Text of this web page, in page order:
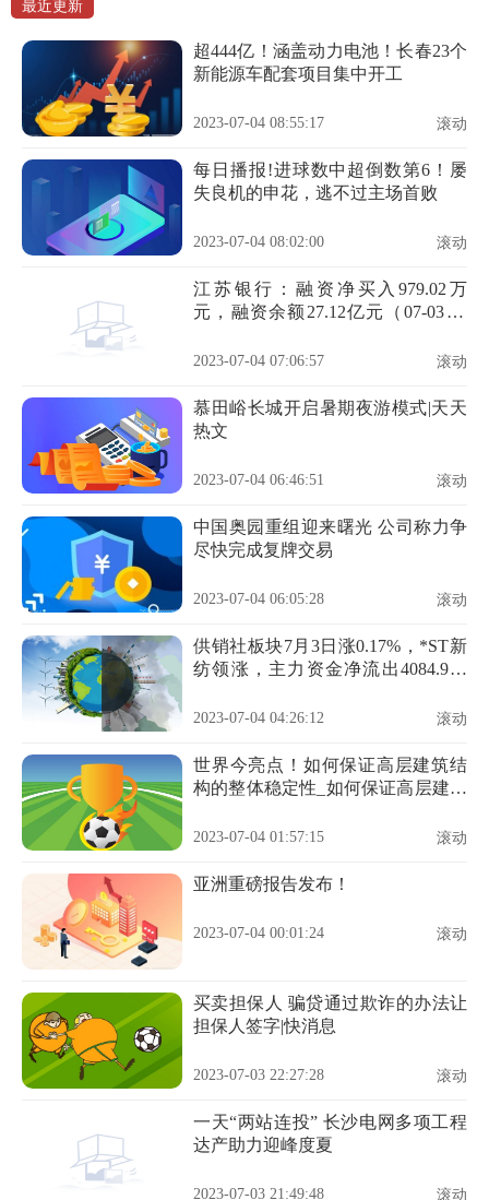
最近更新
超444亿！涵盖动力电池！长春23个
新能源车配套项目集中开工
2023-07-04 08:55:17 滚动
每日播报!进球数中超倒数第6！屡
失良机的申花，逃不过主场首败
2023-07-04 08:02:00 滚动
江苏银行：融资净买入979.02万
元，融资余额27.12亿元（07-03）|
2023-07-04 07:06:57 滚动
慕田峪长城开启暑期夜游模式|天天
热文
2023-07-04 06:46:51 滚动
中国奥园重组迎来曙光 公司称力争
尽快完成复牌交易
2023-07-04 06:05:28 滚动
供销社板块7月3日涨0.17%，*ST新
纺领涨，主力资金净流出4084.9万
2023-07-04 04:26:12 滚动
世界今亮点！如何保证高层建筑结
构的整体稳定性_如何保证高层建筑
2023-07-04 01:57:15 滚动
亚洲重磅报告发布！
2023-07-04 00:01:24 滚动
买卖担保人 骗贷通过欺诈的办法让
担保人签字|快消息
2023-07-03 22:27:28 滚动
一天“两站连投” 长沙电网多项工程
达产助力迎峰度夏
2023-07-03 21:49:48 滚动